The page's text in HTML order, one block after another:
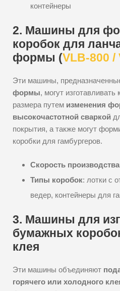
контейнеры
2. Машины для
коробок для
формы (VLB-800 /
Эти машины,
формы, могут
размера путем изменения
высокочастотной сваркой
покрытия, а также могут
коробки для гамбургеров.
Скорость производства
Типы коробок: лотки с
ведер, контейнеры для
3. Машины для
бумажных
клея
Эти машины объединяют
горячего или холодного